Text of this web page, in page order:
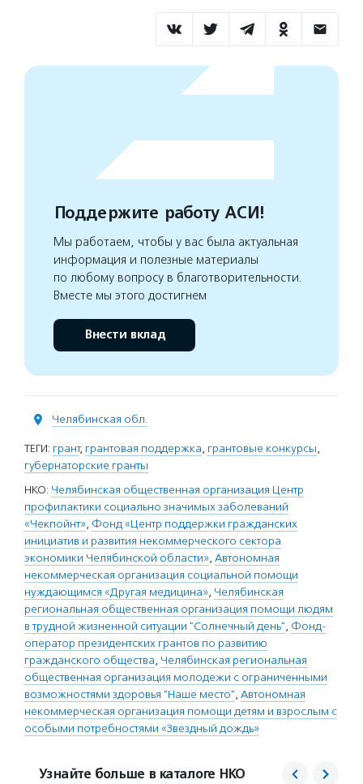
Поддержите работу АСИ!
Мы работаем, чтобы у вас была актуальная
информация и полезные материалы
по любому вопросу в благотворительности.
Вместе мы этого достигнем
Внести вклад
Челябинская обл.
ТЕГИ: грант, грантовая поддержка, грантовые конкурсы,
губернаторские гранты
НКО: Челябинская общественная организация Центр
профилактики социально значимых заболеваний
«Чекпойнт», Фонд «Центр поддержки гражданских
инициатив и развития некоммерческого сектора
экономики Челябинской области», Автономная
некоммерческая организация социальной помощи
нуждающимся «Другая медицина», Челябинская
региональная общественная организация помощи людям
в трудной жизненной ситуации "Солнечный день", Фонд-
оператор президентских грантов по развитию
гражданского общества, Челябинская региональная
общественная организация молодежи с ограниченными
возможностями здоровья "Наше место", Автономная
некоммерческая организация помощи детям и взрослым с
особыми потребностями «Звездный дождь»
Узнайте больше в каталоге НКО